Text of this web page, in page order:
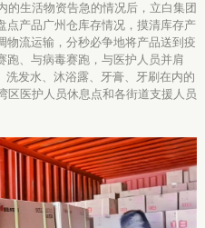
的生活物资告急的情况后， 立白集团
点产品广州仓库存情况，摸清库存产
物流运输，分秒必争地将产品送到疫
跑、与病毒赛跑， 与医护人员并肩
洗发水、沐浴露、牙膏、牙刷在内的
区医护人员休息点和各街道支援人员